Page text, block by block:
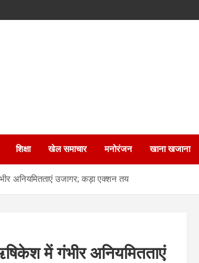
शिक्षा खेल समाचार मनोरंजन खाना खजाना
अनियमितताएं उजागर; कड़ा एक्शन तय
में गंभीर अनियमितताएं